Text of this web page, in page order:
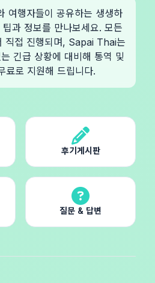
여행자들이 공유하는 생생하
과 정보를 만나보세요. 모든
직접 진행되며, Sapai Thai는
긴급 상황에 대비해 통역 및
료로 지원해 드립니다.
후기게시판
질문 & 답변